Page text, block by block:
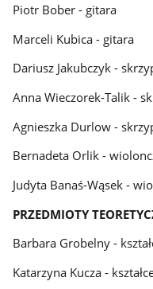
Piotr Bober - gitara
Marceli Kubica - gitara
Dariusz Jakubczyk -
Anna Wieczorek-Talik -
Agnieszka Durlow -
Bernadeta Orlik -
Judyta Banaś-Wąsek -
PRZEDMIOTY
Barbara Grobelny -
Katarzyna Kucza -